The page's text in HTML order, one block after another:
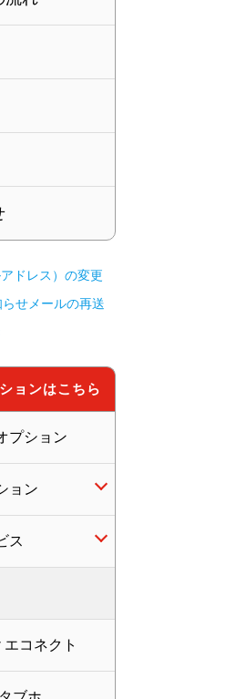
ドレス）の変更
せメールの再送
ョンはこちら
プション
ョン
題
題
ックス
ス
補償
末保証
エコネクト